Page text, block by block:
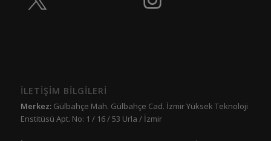
İLETİŞİM BİLGİLERİ
Merkez:Gülbahçe Mah. Gülbahçe Cad. İzmir Yüksek Teknoloji
Enstitüsü Apt. No: 1 / 16 / 53 Urla / İzmir